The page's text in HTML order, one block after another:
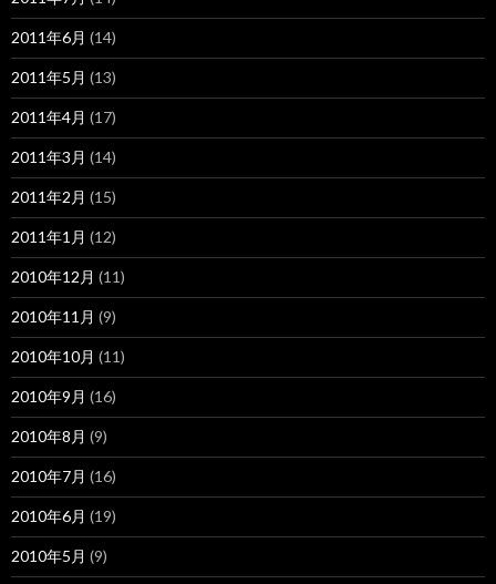
2011年6月 (14)
2011年5月 (13)
2011年4月 (17)
2011年3月 (14)
2011年2月 (15)
2011年1月 (12)
2010年12月 (11)
2010年11月 (9)
2010年10月 (11)
2010年9月 (16)
2010年8月 (9)
2010年7月 (16)
2010年6月 (19)
2010年5月 (9)